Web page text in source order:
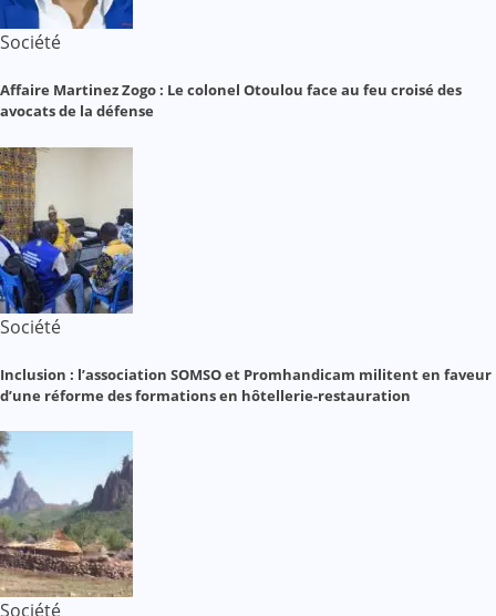
Société
Affaire Martinez Zogo : Le colonel Otoulou face au feu croisé des
avocats de la défense
Société
Inclusion : l’association SOMSO et Promhandicam militent en faveur
d’une réforme des formations en hôtellerie-restauration
Société